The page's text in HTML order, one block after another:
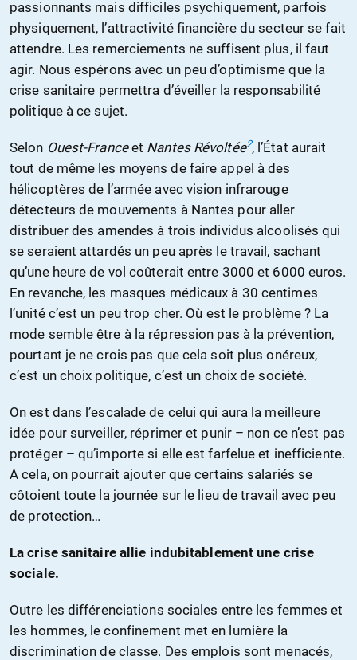
passionnants mais difficiles psychiquement, parfois
physiquement, l’attractivité financière du secteur se fait
attendre. Les remerciements ne suffisent plus, il faut
agir. Nous espérons avec un peu d’optimisme que la
crise sanitaire permettra d’éveiller la responsabilité
politique à ce sujet.
Selon Ouest-Franceet Nantes Révoltée2, l’État aurait
tout de même les moyens de faire appel à des
hélicoptères de l’armée avec vision infrarouge
détecteurs de mouvements à Nantes pour aller
distribuer des amendes à trois individus alcoolisés qui
se seraient attardés un peu après le travail, sachant
qu’une heure de vol coûterait entre 3000 et 6000 euros.
En revanche, les masques médicaux à 30 centimes
l’unité c’est un peu trop cher. Où est le problème ? La
mode semble être à la répression pas à la prévention,
pourtant je ne crois pas que cela soit plus onéreux,
c’est un choix politique, c’est un choix de société.
On est dans l’escalade de celui qui aura la meilleure
idée pour surveiller, réprimer et punir – non ce n’est pas
protéger – qu’importe si elle est farfelue et inefficiente.
A cela, on pourrait ajouter que certains salariés se
côtoient toute la journée sur le lieu de travail avec peu
de protection…
La crise sanitaire allie indubitablement une crise
sociale.
Outre les différenciations sociales entre les femmes et
les hommes, le confinement met en lumière la
discrimination de classe. Des emplois sont menacés,